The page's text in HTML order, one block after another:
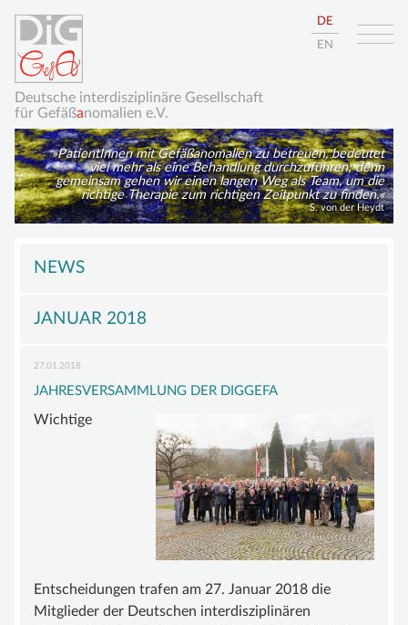
Deutsche interdisziplinäre Gesellschaft
für Gefäßanomalien e.V.
DE
EN
PatientInnen mit Gefäßanomalien zu betreuen, bedeutet
viel mehr als eine Behandlung durchzuführen; denn
gemeinsam gehen wir einen langen Weg als Team, um die
richtige Therapie zum richtigen Zeitpunkt zu finden.
S. von der Heydt
überspringen
DIE DIGGEFA
VORSTAND
BEIRAT
FÖRDERMITGLIEDER
GEFÄSSANOMALIE
MALFORMATION
GROSSWUCHSSYNDROM
NEWS
JANUAR 2018
27.01.2018
JAHRESVERSAMMLUNG DER DIGGEFA
Wichtige
Entscheidungen trafen am 27. Januar 2018 die
Mitglieder der Deutschen interdisziplinären